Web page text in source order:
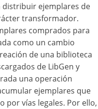
distribuir ejemplares de
transformador.
comprados para
como un cambio
de una biblioteca
de LibGen y
una operación
ejemplares que
vías legales. Por ello,